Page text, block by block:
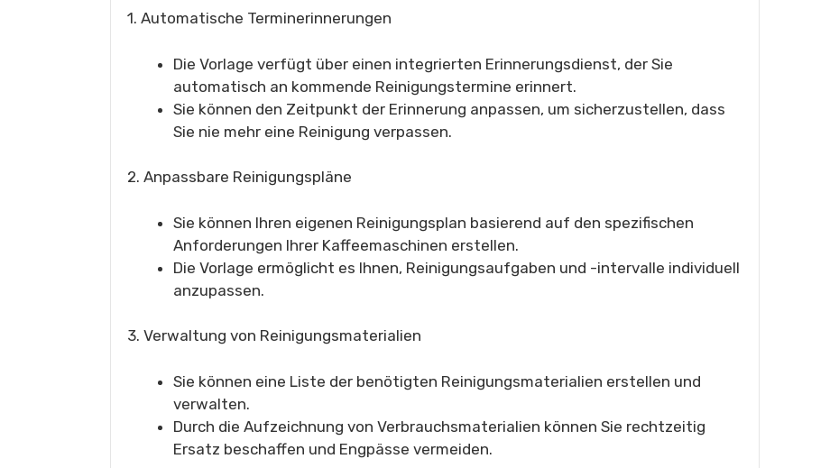
1. Automatische Terminerinnerungen
Die Vorlage verfügt über einen integrierten Erinnerungsdienst, der Sie
automatisch an kommende Reinigungstermine erinnert.
Sie können den Zeitpunkt der Erinnerung anpassen, um sicherzustellen, dass
Sie nie mehr eine Reinigung verpassen.
2. Anpassbare Reinigungspläne
Sie können Ihren eigenen Reinigungsplan basierend auf den spezifischen
Anforderungen Ihrer Kaffeemaschinen erstellen.
Die Vorlage ermöglicht es Ihnen, Reinigungsaufgaben und -intervalle individuell
anzupassen.
3. Verwaltung von Reinigungsmaterialien
Sie können eine Liste der benötigten Reinigungsmaterialien erstellen und
verwalten.
Durch die Aufzeichnung von Verbrauchsmaterialien können Sie rechtzeitig
Ersatz beschaffen und Engpässe vermeiden.